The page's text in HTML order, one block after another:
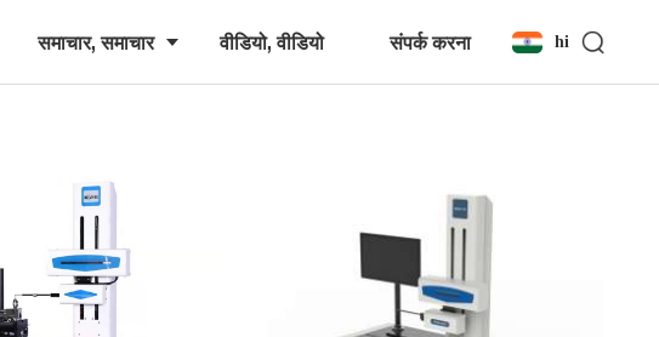
समाचार, समाचार वीडियो, वीडियो संपर्क करना hi